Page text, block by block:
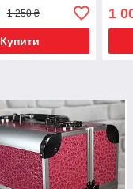
1 250 ₴
Купити
1